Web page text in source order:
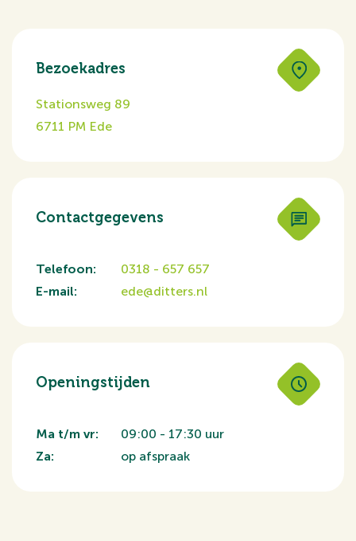
Bezoekadres
Stationsweg 89
6711 PM Ede
Contactgegevens
Telefoon:
0318 - 657 657
E-mail:
ede@ditters.nl
Openingstijden
Ma t/m vr:
09:00 - 17:30 uur
Za:
op afspraak